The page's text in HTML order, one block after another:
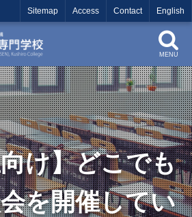
Sitemap Access Contact English
MENU
け】どこでも
を開催してい